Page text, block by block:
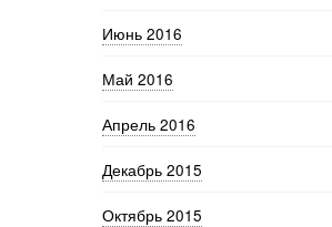
Июнь 2016
Май 2016
Апрель 2016
Декабрь 2015
Октябрь 2015